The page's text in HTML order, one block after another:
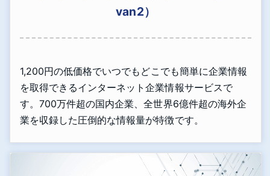
van2）
1,200円の低価格でいつでもどこでも簡単に企業情報
を取得できるインターネット企業情報サービスで
す。700万件超の国内企業、全世界6億件超の海外企
業を収録した圧倒的な情報量が特徴です。